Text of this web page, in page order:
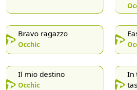
Bravo ragazzo
Occhic
Il mio destino
Occhic
In